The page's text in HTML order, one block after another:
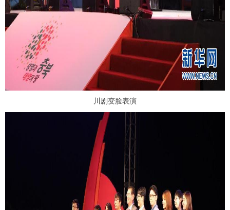
川剧变脸表演